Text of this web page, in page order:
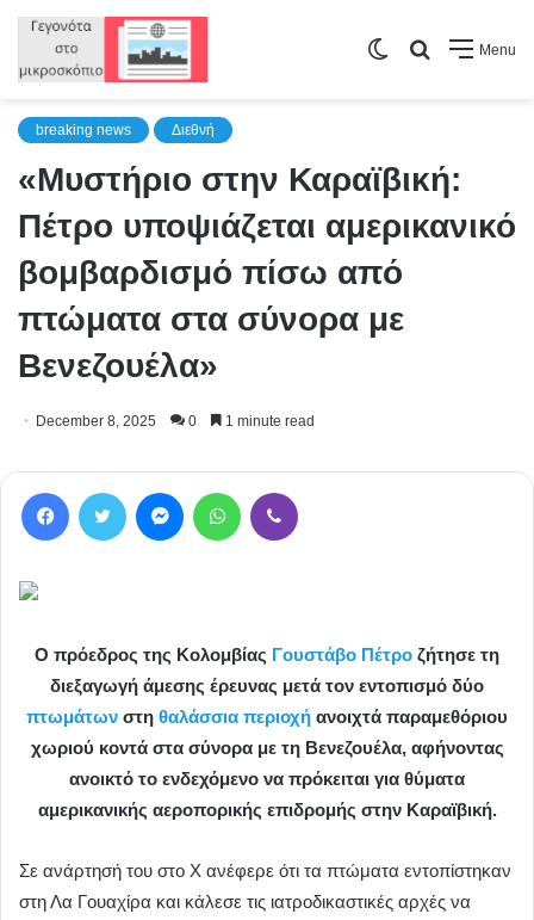
Menu
Search
Switch
breaking news Διεθνή
«Μυστήριο στην Καραϊβική:
Πέτρο υποψιάζεται αμερικανικό
βομβαρδισμό πίσω από
πτώματα στα σύνορα με
Βενεζουέλα»
December 8, 2025 0 1 minute read
Ο πρόεδρος της Κολομβίας Γουστάβο Πέτρο ζήτησε τη
διεξαγωγή άμεσης έρευνας μετά τον εντοπισμό δύο
πτωμάτων στη θαλάσσια περιοχή ανοιχτά παραμεθόριου
χωριού κοντά στα σύνορα με τη Βενεζουέλα, αφήνοντας
ανοικτό το ενδεχόμενο να πρόκειται για θύματα
αμερικανικής αεροπορικής επιδρομής στην Καραϊβική.
Σε ανάρτησή του στο X ανέφερε ότι τα πτώματα εντοπίστηκαν
στη Λα Γουαχίρα και κάλεσε τις ιατροδικαστικές αρχές να